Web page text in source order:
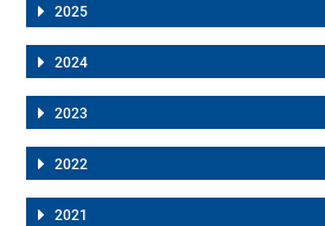
2025
2024
2023
2022
2021